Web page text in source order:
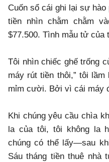
Cuốn sổ cái ghi lại sự
tiền nhìn chằm chằm
$77.500. Tình mẫu tử
​Tôi nhìn chiếc ghế trống
máy rút tiền thôi,” tôi
mỉm cười. Bởi vì cái máy
​Khi chúng yêu cầu chìa
la của tôi, tôi không la
chúng có thể lấy—sau
Sáu tháng tiền thuê nhà